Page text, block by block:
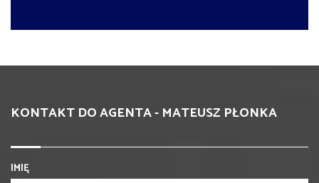
KONTAKT DO AGENTA - MATEUSZ PŁONKA
IMIĘ